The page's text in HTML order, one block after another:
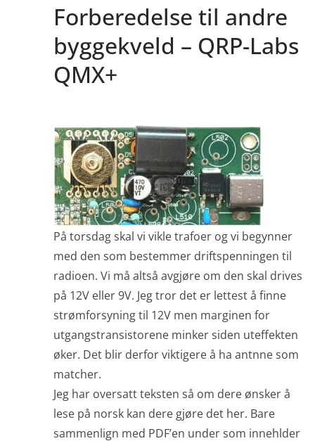
Forberedelse til andre
byggekveld – QRP-Labs
QMX+
På torsdag skal vi vikle trafoer og vi begynner
med den som bestemmer driftspenningen til
radioen. Vi må altså avgjøre om den skal drives
på 12V eller 9V. Jeg tror det er lettest å finne
strømforsyning til 12V men marginen for
utgangstransistorene minker siden uteffekten
øker. Det blir derfor viktigere å ha antnne som
matcher.
Jeg har oversatt teksten så om dere ønsker å
lese på norsk kan dere gjøre det her. Bare
sammenlign med PDF’en under som innehlder